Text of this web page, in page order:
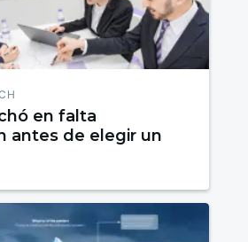
en falta
antes de elegir un